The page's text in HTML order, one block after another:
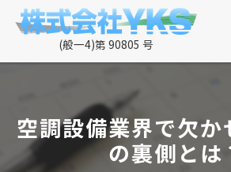
空調設備業界で欠か
の裏側とは